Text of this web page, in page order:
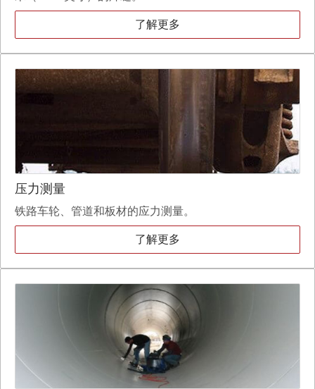
了解更多
压力测量
铁路车轮、管道和板材的应力测量。
了解更多